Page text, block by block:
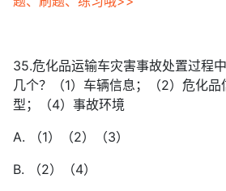
35.危化品运输车灾害事故处置过程
几个？（1）车辆信息；（2）危化
型；（4）事故环境
A. （1）（2）（3）
B. （2）（4）